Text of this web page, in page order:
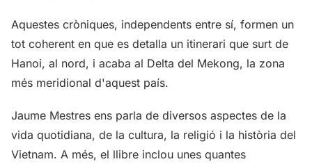
Aquestes cròniques, independents entre sí, formen un
tot coherent en que es detalla un itinerari que surt de
Hanoi, al nord, i acaba al Delta del Mekong, la zona
més meridional d'aquest país.
Jaume Mestres ens parla de diversos aspectes de la
vida quotidiana, de la cultura, la religió i la història del
Vietnam. A més, el llibre inclou unes quantes